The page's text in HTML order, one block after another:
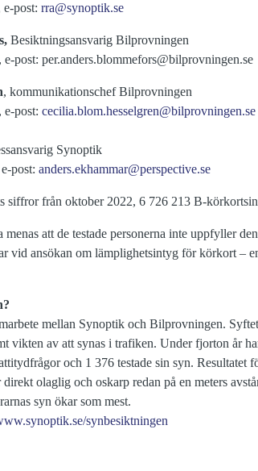
post: rra@synoptik.se
Besiktningsansvarig Bilprovningen
post: per.anders.blommefors@bilprovningen.se
, kommunikationschef Bilprovningen
post: cecilia.blom.hesselgren@bilprovningen.se
Synoptik
post: anders.ekhammar@perspective.se
siffror från oktober 2022, 6 726 213 B-
att de testade personerna inte uppfyller
vid ansökan om lämplighetsintyg för körkort –
mellan Synoptik och Bilprovningen.
vikten av att synas i trafiken. Under fjorton år
och 1 376 testade sin syn. Resultatet
olaglig och oskarp redan på en meters
syn ökar som mest.
synbesiktningen